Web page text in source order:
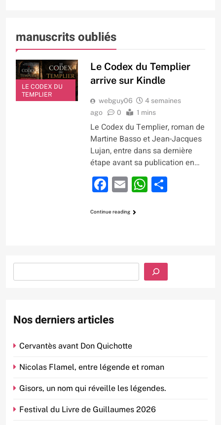
manuscrits oubliés
LE CODEX DU
TEMPLIER
Le Codex du Templier
arrive sur Kindle
webguy06
4 semaines
ago
0 1 mins
Le Codex du Templier, roman de
Martine Basso et Jean-Jacques
Lujan, entre dans sa dernière
étape avant sa publication en…
Facebook
EmailWhatsApp
Continue reading
Nos derniers articles
Cervantès avant Don Quichotte
Nicolas Flamel, entre légende et roman
Gisors, un nom qui réveille les légendes.
Festival du Livre de Guillaumes 2026